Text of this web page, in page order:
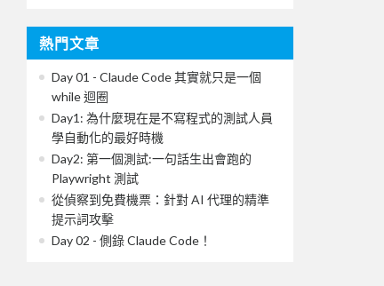
熱門文章
Day 01 - Claude Code 其實就只是一個
while 迴圈
Day1: 為什麼現在是不寫程式的測試人員
學自動化的最好時機
Day2: 第一個測試:一句話生出會跑的
Playwright 測試
從偵察到免費機票：針對 AI 代理的精準
提示詞攻擊
Day 02 - 側錄 Claude Code！